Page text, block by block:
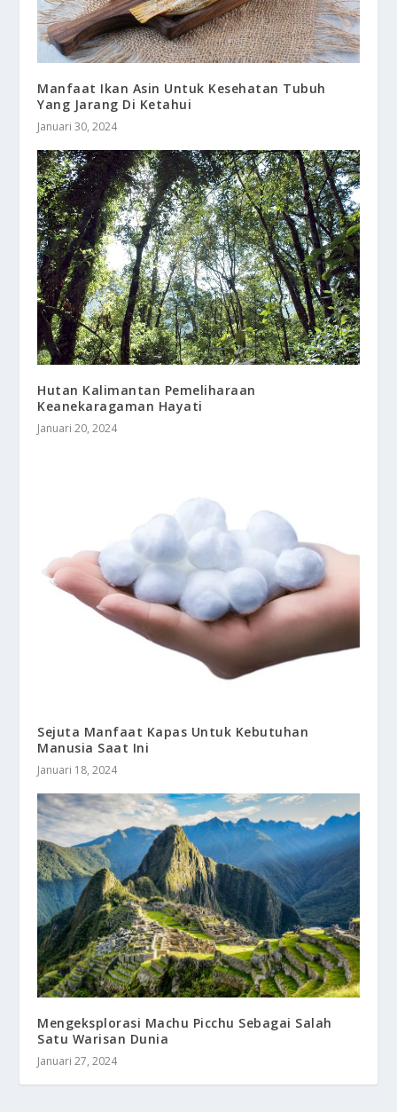
Manfaat Ikan Asin Untuk Kesehatan Tubuh
Yang Jarang Di Ketahui
Januari 30, 2024
Hutan Kalimantan Pemeliharaan
Keanekaragaman Hayati
Januari 20, 2024
Sejuta Manfaat Kapas Untuk Kebutuhan
Manusia Saat Ini
Januari 18, 2024
Mengeksplorasi Machu Picchu Sebagai Salah
Satu Warisan Dunia
Januari 27, 2024